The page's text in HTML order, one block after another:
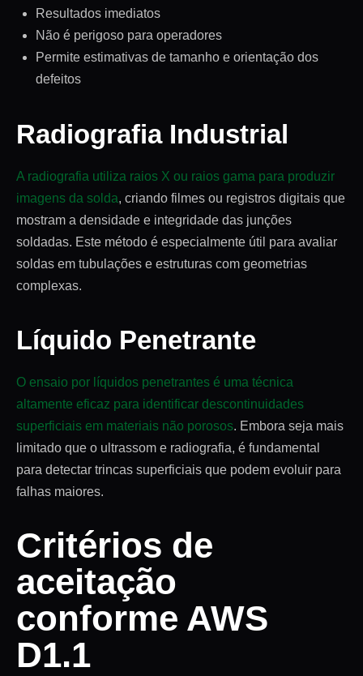
Resultados imediatos
Não é perigoso para operadores
Permite estimativas de tamanho e orientação dos
defeitos
Radiografia Industrial
A radiografia utiliza raios X ou raios gama para produzir
imagens da solda, criando filmes ou registros digitais que
mostram a densidade e integridade das junções
soldadas. Este método é especialmente útil para avaliar
soldas em tubulações e estruturas com geometrias
complexas.
Líquido Penetrante
O ensaio por líquidos penetrantes é uma técnica
altamente eficaz para identificar descontinuidades
superficiais em materiais não porosos. Embora seja mais
limitado que o ultrassom e radiografia, é fundamental
para detectar trincas superficiais que podem evoluir para
falhas maiores.
Critérios de
aceitação
conforme AWS
D1.1